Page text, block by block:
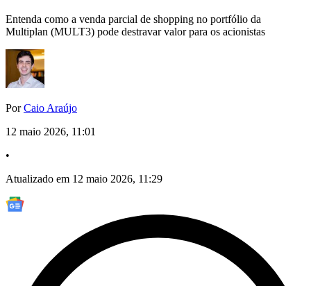
Entenda como a venda parcial de shopping no portfólio da
Multiplan (MULT3) pode destravar valor para os acionistas
PorCaio Araújo
12 maio 2026, 11:01
•
Atualizado em 12 maio 2026, 11:29